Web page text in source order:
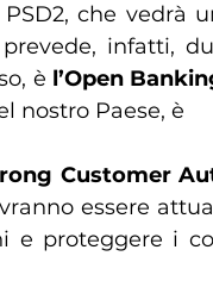
PSD2, che vedrà
prevede, infatti,
è l’Open
nostro Paese, è
Customer
essere
e proteggere i